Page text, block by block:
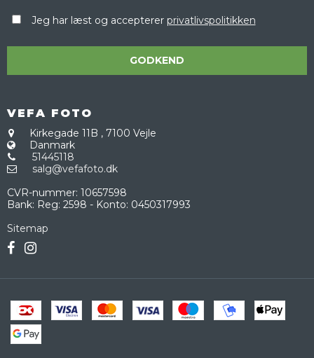
Jeg har læst og accepterer privatlivspolitikken
GODKEND
VEFA FOTO
Kirkegade 11B , 7100 Vejle
Danmark
51445118
salg@vefafoto.dk
CVR-nummer: 10657598
Bank: Reg: 2598 - Konto: 0450317993
Sitemap